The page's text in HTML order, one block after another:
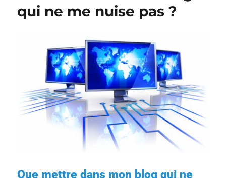
qui ne me nuise pas ?
Que mettre dans mon blog qui ne